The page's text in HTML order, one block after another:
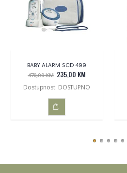
BABY ALARM SCD 499
470,00 KM 235,00 KM
Dostupnost: DOSTUPNO